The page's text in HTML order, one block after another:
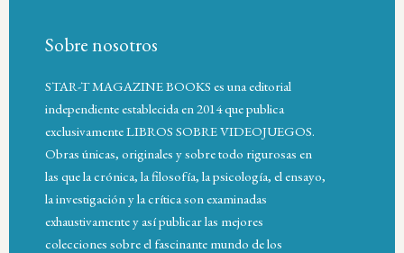
Sobre nosotros
STAR-T MAGAZINE BOOKS es una editorial
independiente establecida en 2014 que publica
exclusivamente LIBROS SOBRE VIDEOJUEGOS.
Obras únicas, originales y sobre todo rigurosas en
las que la crónica, la filosofía, la psicología, el ensayo,
la investigación y la crítica son examinadas
exhaustivamente y así publicar las mejores
colecciones sobre el fascinante mundo de los